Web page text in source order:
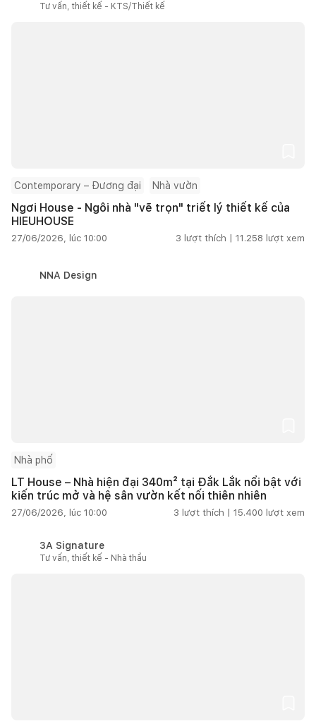
Tư vấn, thiết kế - KTS/Thiết kế
Contemporary – Đương đại Nhà vườn
Ngơi House - Ngôi nhà "vẽ trọn" triết lý thiết kế của
HIEUHOUSE
27/06/2026, lúc 10:00 3 lượt thích | 11.258 lượt xem
NNA Design
Nhà phố
LT House – Nhà hiện đại 340m² tại Đắk Lắk nổi bật với
kiến trúc mở và hệ sân vườn kết nối thiên nhiên
27/06/2026, lúc 10:00 3 lượt thích | 15.400 lượt xem
3A Signature
Tư vấn, thiết kế - Nhà thầu